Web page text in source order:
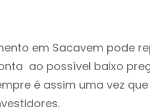
em Sacavem pode
ao possível baixo
é assim uma vez